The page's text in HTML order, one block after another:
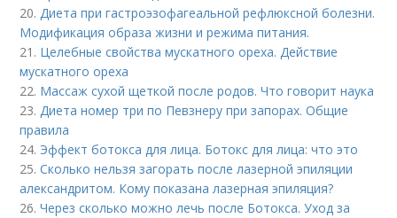
20.Диета при гастроэзофагеальной рефлюксной болезни.
Модификация образа жизни и режима питания.
21. Целебные свойства мускатного ореха. Действие
мускатного ореха
22. Массаж сухой щеткой после родов. Что говорит наука
23.Диета номер три по Певзнеру при запорах. Общие
правила
24. Эффект ботокса для лица. Ботокс для лица: что это
25.Сколько нельзя загорать после лазерной эпиляции
александритом. Кому показана лазерная эпиляция?
26.Через сколько можно лечь после Ботокса. Уход за